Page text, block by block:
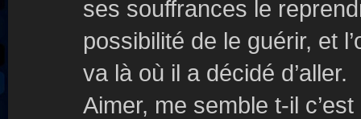
ses souffrances le
possibilité de le guérir, et
va là où il a décidé d’aller.
Aimer, me semble t-il